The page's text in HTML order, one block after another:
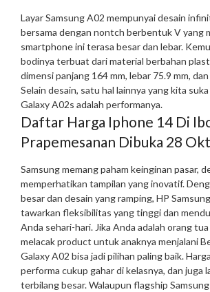
Layar Samsung A02 mempunyai desain
bersama dengan nontch berbentuk V yang
smartphone ini terasa besar dan lebar.
bodinya terbuat dari material berbahan
dimensi panjang 164 mm, lebar 75.9 mm,
Selain desain, satu hal lainnya yang kita
Galaxy A02s adalah performanya.
Daftar Harga Iphone 14 Di
Prapemesanan Dibuka 28
Samsung memang paham keinginan pasar,
memperhatikan tampilan yang inovatif.
besar dan desain yang ramping, HP
tawarkan fleksibilitas yang tinggi dan
Anda sehari-hari. Jika Anda adalah orang
melacak product untuk anaknya menjalani
Galaxy A02 bisa jadi pilihan paling baik.
performa cukup gahar di kelasnya, dan juga
terbilang besar. Walaupun flagship